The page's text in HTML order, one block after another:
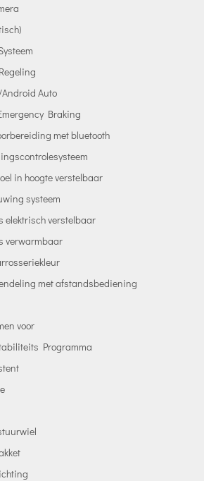
Auto
Braking
met bluetooth
in hoogte verstelbaar
systeem
elektrisch verstelbaar
verwarmbaar
met afstandsbediening
voor
Programma